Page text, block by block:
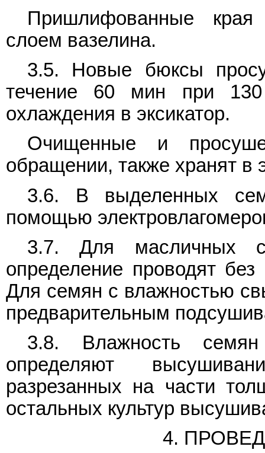
Пришлифованные края
слоем вазелина.
3.5. Новые бюксы
течение 60 мин при
охлаждения в эксикатор.
Очищенные и
обращении, также хранят в
3.6. В выделенных
помощью
3.7. Для масличных
определение проводят без
Для семян с влажностью
предварительным
3.8. Влажность
определяют
разрезанных на части
остальных культур
4.